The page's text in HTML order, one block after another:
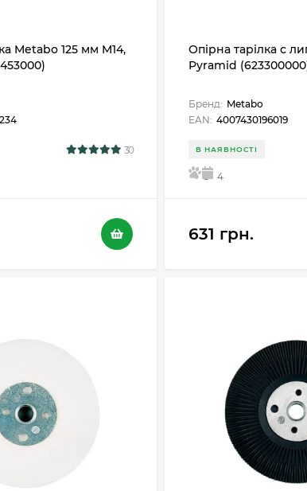
Metabo 125 мм M14,
30
Опірна тарілка с
Pyramid
Бренд: Metabo
EAN: 4007430196019
В НАЯВНОСТІ
5 4
631 грн.